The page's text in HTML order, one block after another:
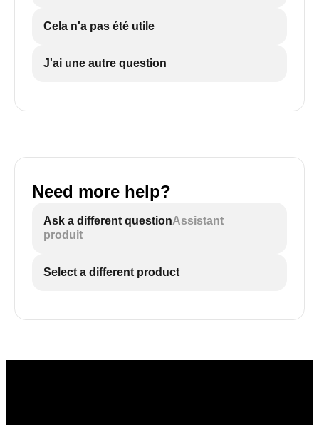
Cela n'a pas été utile
J'ai une autre question
Need more help?
Ask a different questionAssistant
produit
Select a different product